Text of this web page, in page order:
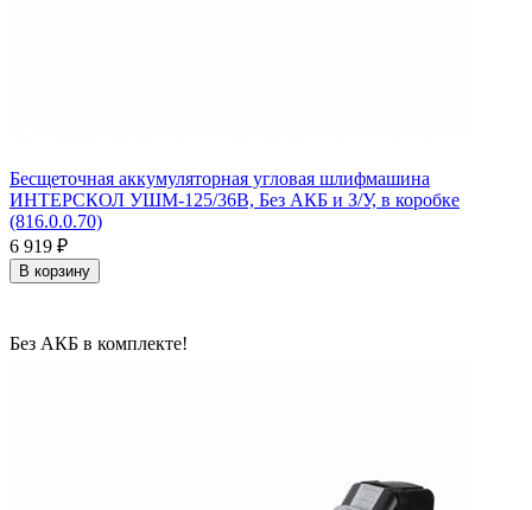
Бесщеточная аккумуляторная угловая шлифмашина
ИНТЕРСКОЛ УШМ-125/36В, Без АКБ и З/У, в коробке
(816.0.0.70)
6 919 ₽
В корзину
Без АКБ в комплекте!